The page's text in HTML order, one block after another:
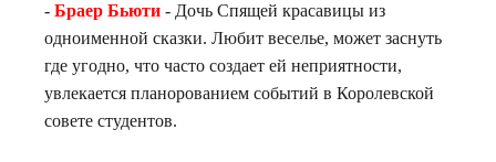
- Браер Бьюти - Дочь Спящей красавицы из
одноименной сказки. Любит веселье, может заснуть
где угодно, что часто создает ей неприятности,
увлекается планорованием событий в Королевской
совете студентов.